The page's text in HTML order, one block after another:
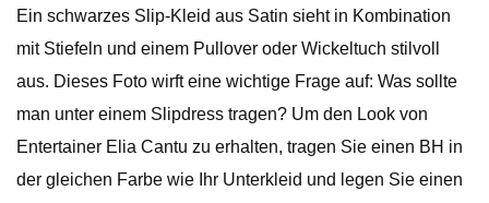
Ein schwarzes Slip-Kleid aus Satin sieht in Kombination
mit Stiefeln und einem Pullover oder Wickeltuch stilvoll
aus. Dieses Foto wirft eine wichtige Frage auf: Was sollte
man unter einem Slipdress tragen? Um den Look von
Entertainer Elia Cantu zu erhalten, tragen Sie einen BH in
der gleichen Farbe wie Ihr Unterkleid und legen Sie einen